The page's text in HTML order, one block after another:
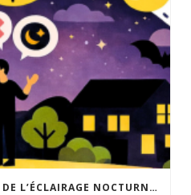
ACCEPTABILITÉ SOCIALE DE L’ÉCLAIRAGE NOCTURNE : LE REPLAY EST DISPONIBLE